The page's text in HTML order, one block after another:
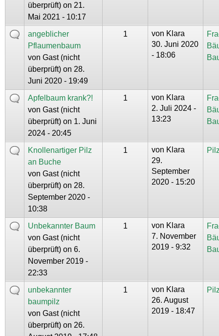
überprüft) on 21.
Mai 2021 - 10:17
angeblicher
Pflaumenbaum
von Gast (nicht
überprüft) on 28.
Juni 2020 - 19:49
1 von Klara
30. Juni 2020
- 18:06
Apfelbaum krank?!
von Gast (nicht
überprüft) on 1. Juni
2024 - 20:45
1 von Klara
2. Juli 2024 -
13:23
Knollenartiger Pilz
an Buche
von Gast (nicht
überprüft) on 28.
September 2020 -
10:38
1 von Klara
29.
September
2020 - 15:20
Unbekannter Baum
von Gast (nicht
überprüft) on 6.
November 2019 -
22:33
1 von Klara
7. November
2019 - 9:32
unbekannter
baumpilz
von Gast (nicht
überprüft) on 26.
1 von Klara
26. August
2019 - 18:47